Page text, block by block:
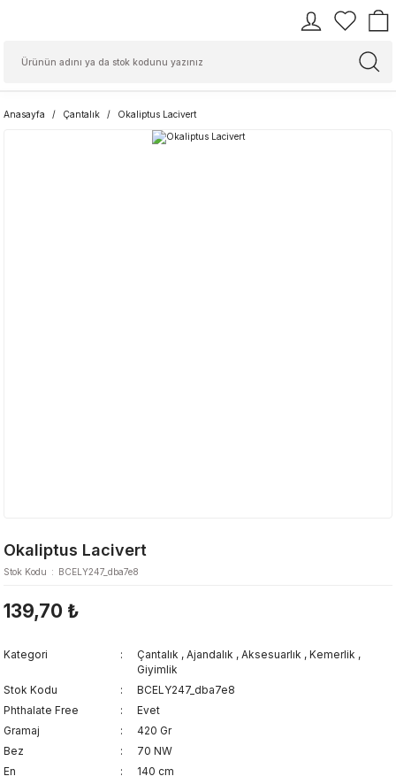
Anasayfa Çantalık Okaliptus Lacivert
Okaliptus Lacivert
Stok Kodu BCELY247_dba7e8
139,70 ₺
Kategori Çantalık , Ajandalık , Aksesuarlık , Kemerlik ,
Giyimlik
Stok Kodu
BCELY247_dba7e8
Phthalate Free
Evet
Gramaj
420 Gr
Bez
70 NW
En
140 cm